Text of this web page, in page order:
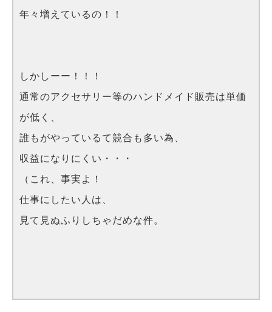
年々増えているの！！
しかしーー！！！
通常のアクセサリー等のハンドメイド販売は単価
が低く、
誰もがやっているて競合も多い為、
収益になりにくい・・・
（これ、事実よ！
仕事にしたい人は、
見て見ぬふりしちゃだめな件。